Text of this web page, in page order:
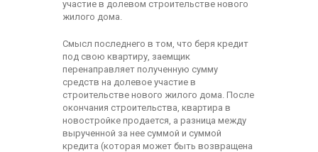
участие в долевом строительстве нового
жилого дома.
Смысл последнего в том, что беря кредит
под свою квартиру, заемщик
перенаправляет полученную сумму
средств на долевое участие в
строительстве нового жилого дома. После
окончания строительства, квартира в
новостройке продается, а разница между
вырученной за нее суммой и суммой
кредита (которая может быть возвращена